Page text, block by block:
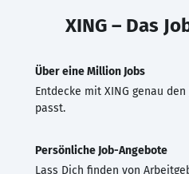
XING – Das
Über eine Million Jobs
Entdecke mit XING genau
passt.
Persönliche Job-Angebote
Lass Dich finden von